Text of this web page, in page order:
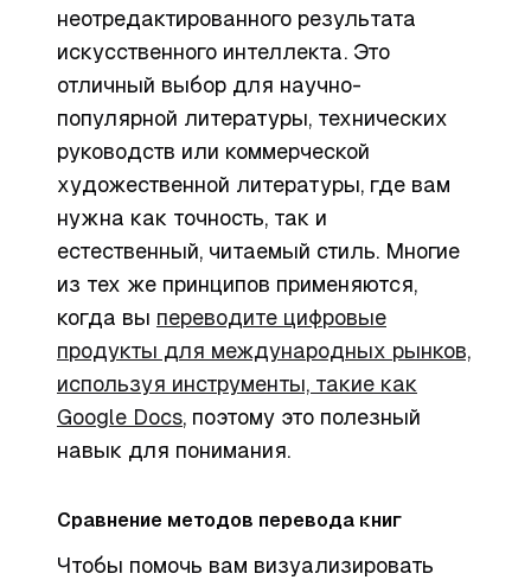
неотредактированного результата
искусственного интеллекта. Это
отличный выбор для научно-
популярной литературы, технических
руководств или коммерческой
художественной литературы, где вам
нужна как точность, так и
естественный, читаемый стиль. Многие
из тех же принципов применяются,
когда вы переводите цифровые
продукты для международных рынков,
используя инструменты, такие как
Google Docs, поэтому это полезный
навык для понимания.
Сравнение методов перевода книг
Чтобы помочь вам визуализировать